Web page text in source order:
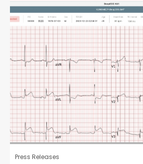
Press Releases